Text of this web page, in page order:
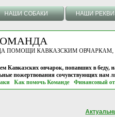
НАШИ СОБАКИ НАШИ
ПОМОЩИ КАВКАЗСКИМ ОВЧАРКАМ, г.
Кавказских овчарок, попавших в беду,
пожертвования сочувствующих нам
Как помочь Команде Финансовый